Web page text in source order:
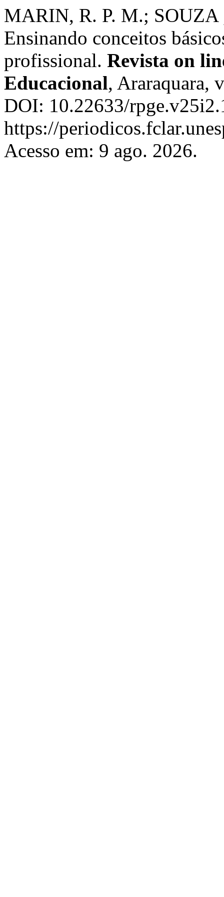
MARIN, R. P. M.;
Ensinando conceitos
profissional. Revista on
Educacional, Araraquara,
DOI: 10.22633/
https://
Acesso em: 9 ago. 2026.